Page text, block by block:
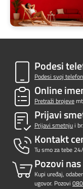
Podesi
Podesi svoj telefon
Online
Pretraži brojeve
Prijavi
Prijavi smetnjui
Kontakt
Tu smo za tebe
Pozovi nas
Kupi uređaj,
ugovor. Pozovi